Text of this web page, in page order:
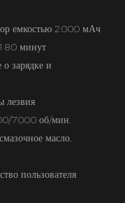
емкостью 2000 мАч
минут
зарядке и
лезвия
7000 об/мин.
масло,
пользователя